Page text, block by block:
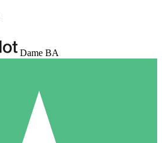
Dame BA